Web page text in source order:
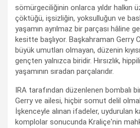
sömürgeciliğinin onlarca yıldır halkın
çöktüğü, işsizliğin, yoksulluğun ve
yaşamın ayrılmaz bir parçası hâline
kesitte başlıyor. Başkahraman Gerry
büyük umutları olmayan, düzenin
gençten yalnızca biridir. Hırsızlık,
yaşamının sıradan parçalarıdır.
IRA tarafından düzenlenen bombalı
Gerry ve ailesi, hiçbir somut delil
İşkenceyle alınan ifadeler, uydurulan
komplolar sonucunda Kraliçe'nin